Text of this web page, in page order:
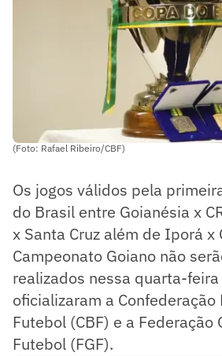
(Foto: Rafael Ribeiro/CBF)
Os jogos válidos pela
do Brasil entre Goianésia x
x Santa Cruz além de Iporá x
Campeonato Goiano não
realizados nessa quarta-
oficializaram a
Futebol (CBF) e a Federação
Futebol (FGF).